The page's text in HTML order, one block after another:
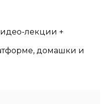
лекции +
домашки и